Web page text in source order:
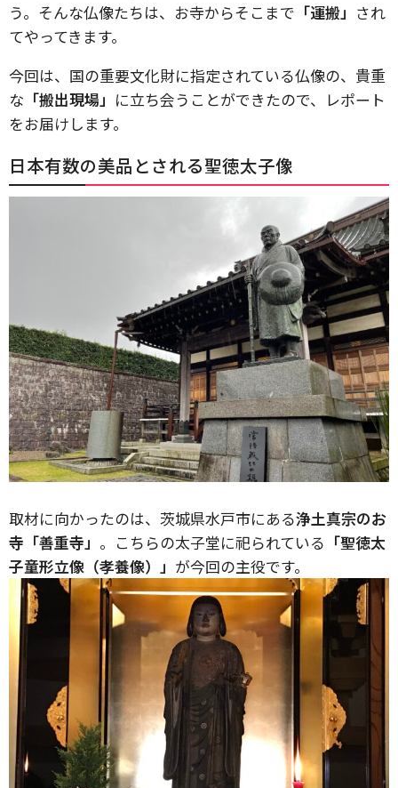
う。そんな仏像たちは、お寺からそこまで 「運搬」 され
てやってきます。
今回は、国の重要文化財に指定されている仏像の、貴重
な 「搬出現場」 に立ち会うことができたので、レポート
をお届けします。
日本有数の美品とされる聖徳太子像
取材に向かったのは、茨城県水戸市にある浄土真宗のお
寺「善重寺」 。こちらの太子堂に祀られている 「聖徳太
子童形立像（孝養像）」 が今回の主役です。